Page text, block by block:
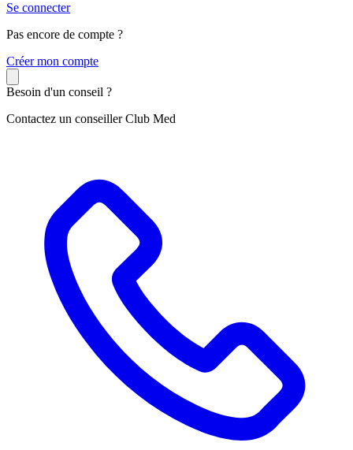
Se connecter
Pas encore de compte ?
Créer mon compte
Besoin d'un conseil ?
Contactez un conseiller Club Med